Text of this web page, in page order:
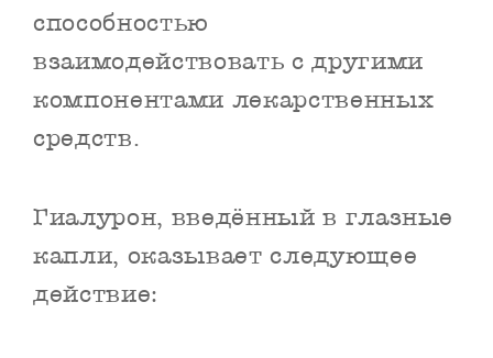
способностью
взаимодействовать с другими
компонентами лекарственных
средств.
Гиалурон, введённый в глазные
капли, оказывает следующее
действие: